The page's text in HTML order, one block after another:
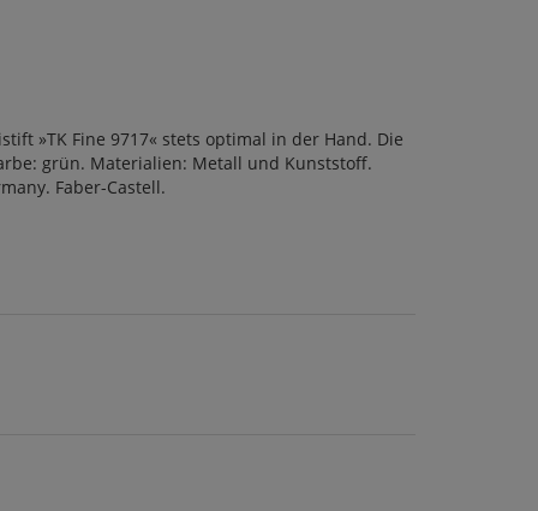
»TK Fine 9717« stets optimal in der Hand. Die
grün. Materialien: Metall und Kunststoff.
Faber-Castell.